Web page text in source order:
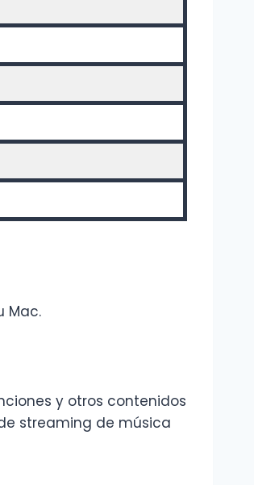
Mac.
y otros contenidos
streaming de música